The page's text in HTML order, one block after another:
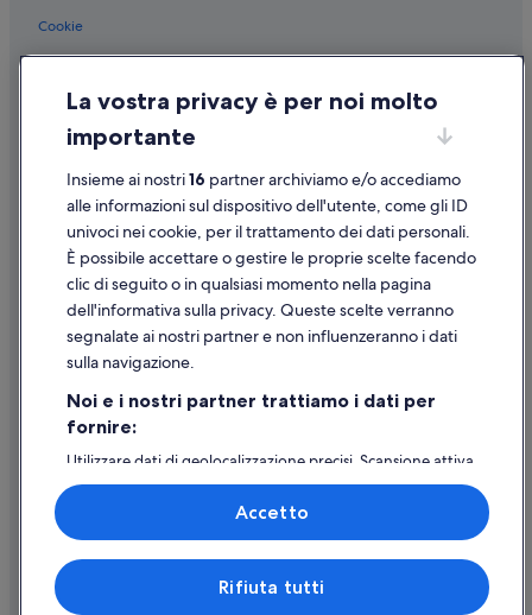
Cookie
Informazioni legali/Contatti
Linee guida sui contenuti e segnalazione dei contenuti
Supporto
Assistenza clienti
Contattaci
Come cancellare un volo
Come modificare la prenotazione di un hotel o una casa vacanze
Utilizzare un coupon Expedia
Documenti per i viaggi internazionali
© 2026 Expedia, Inc., una società di Expedia Group. Tutti i diritti riservati.
La vostra privacy è per noi molto
importante
Insieme ai nostri16 partner archiviamo e/o accediamo
alle informazioni sul dispositivo dell'utente, come gli ID
univoci nei cookie, per il trattamento dei dati personali.
È possibile accettare o gestire le proprie scelte facendo
clic di seguito o in qualsiasi momento nella pagina
dell'informativa sulla privacy. Queste scelte verranno
segnalate ai nostri partner e non influenzeranno i dati
sulla navigazione.
Noi e i nostri partner trattiamo i dati per
fornire:
Utilizzare dati di geolocalizzazione precisi. Scansione attiva
delle caratteristiche del dispositivo ai fini
dell’identificazione. Archiviare informazioni su dispositivo
e/o accedervi. Pubblicità e contenuti personalizzati,
misurazione delle prestazioni dei contenuti e degli
annunci, ricerche sul pubblico, sviluppo di servizi.
Elenco dei partner (fornitori)
Rifiuta tutti
Accetto